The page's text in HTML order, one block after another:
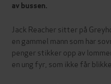
av bussen.
Jack Reacher sitter på
en gammel mann som har
penger stikker opp av
en ung fyr, som ikke får